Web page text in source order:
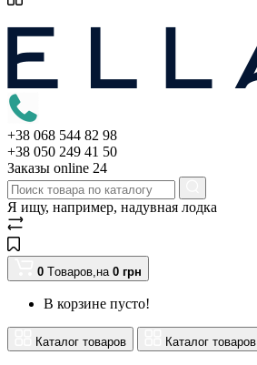
+38 068 544 82 98
+38 050 249 41 50
Заказы оnline 24
Я ищу, например, надувная лодка
0 Tоваров,на 0 грн
В корзине пусто!
Каталог товаров Каталог товаров